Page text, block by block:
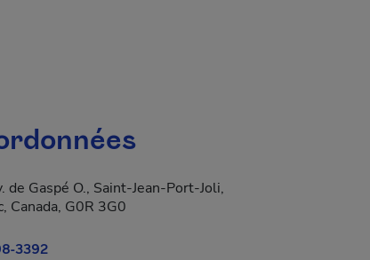
une nouvelle fenêtre.
de Gaspé O., Saint-Jean-Port-Joli,
Canada, G0R 3G0
3392